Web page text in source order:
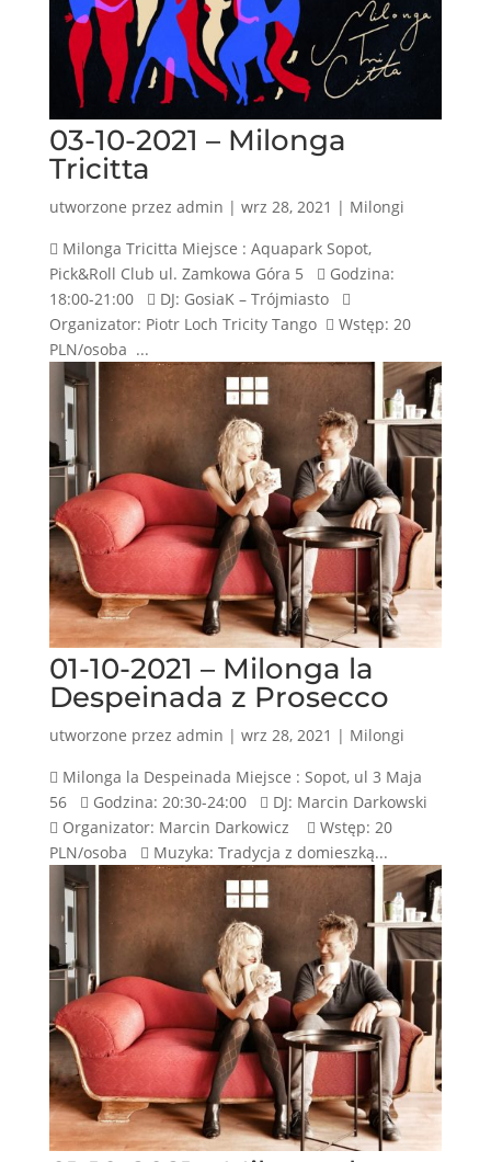
03-10-2021 – Milonga
Tricitta
utworzone przez admin | wrz 28, 2021 | Milongi
 Milonga Tricitta Miejsce : Aquapark Sopot,
Pick&Roll Club ul. Zamkowa Góra 5  Godzina:
18:00-21:00  DJ: GosiaK – Trójmiasto 
Organizator: Piotr Loch Tricity Tango  Wstęp: 20
PLN/osoba ...
01-10-2021 – Milonga la
Despeinada z Prosecco
utworzone przez admin | wrz 28, 2021 | Milongi
 Milonga la Despeinada Miejsce : Sopot, ul 3 Maja
56  Godzina: 20:30-24:00  DJ: Marcin Darkowski
 Organizator: Marcin Darkowicz  Wstęp: 20
PLN/osoba  Muzyka: Tradycja z domieszką...